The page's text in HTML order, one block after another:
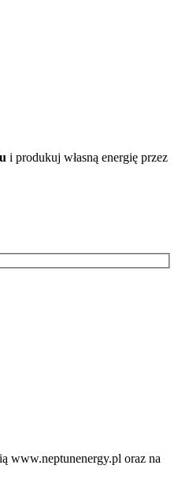
i produkuj własną energię przez
www.neptunenergy.pl oraz na